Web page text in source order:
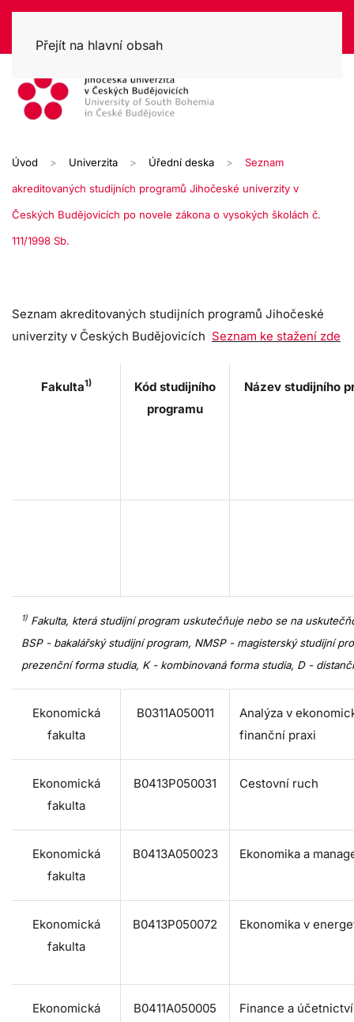
Přejít na hlavní obsah
Úvod Univerzita Úřední deska Seznam
akreditovaných studijních programů Jihočeské univerzity v
Českých Budějovicích po novele zákona o vysokých školách č.
111/1998 Sb.
Seznam akreditovaných studijních programů Jihočeské
univerzity v Českých Budějovicích Seznam ke stažení zde
Fakulta1)
Kód studijního
programu
Název studijního
1) Fakulta, která studijní program uskutečňuje nebo se na
BSP - bakalářský studijní program, NMSP - magisterský studijní
prezenční forma studia, K - kombinovaná forma studia, D -
Ekonomická
fakulta
B0311A050011
Analýza v
finanční praxi
Ekonomická
fakulta
B0413P050031 Cestovní ruch
Ekonomická
fakulta
B0413A050023 Ekonomika a
Ekonomická
fakulta
B0413P050072 Ekonomika v
Ekonomická
B0411A050005 Finance a účetnictví